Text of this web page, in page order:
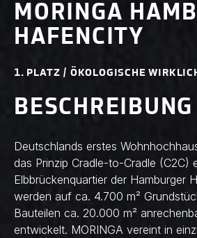
MORINGA
HAFENCITY
1. PLATZ / ÖKOLOGISCHE
BESCHREIBUNG
Deutschlands erstes
das Prinzip Cradle-to-Cradle (C2C)
Elbbrückenquartier der Hamburger
werden auf ca. 4.700 m²
Bauteilen ca. 20.000 m²
entwickelt. MORINGA vereint in